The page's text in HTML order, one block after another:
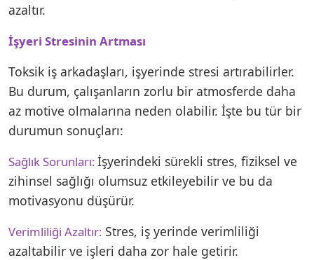
azaltır.
İşyeri Stresinin Artması
Toksik iş arkadaşları, işyerinde stresi artırabilirler.
Bu durum, çalışanların zorlu bir atmosferde daha
az motive olmalarına neden olabilir. İşte bu tür bir
durumun sonuçları:
Sağlık Sorunları:İşyerindeki sürekli stres, fiziksel ve
zihinsel sağlığı olumsuz etkileyebilir ve bu da
motivasyonu düşürür.
Verimliliği Azaltır: Stres, iş yerinde verimliliği
azaltabilir ve işleri daha zor hale getirir.